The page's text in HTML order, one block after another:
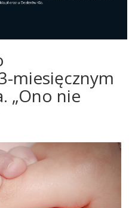
miesięcznym
„Ono nie